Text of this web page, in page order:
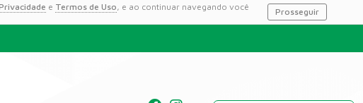
e Termos de Uso, e ao continuar navegando você
Prosseguir